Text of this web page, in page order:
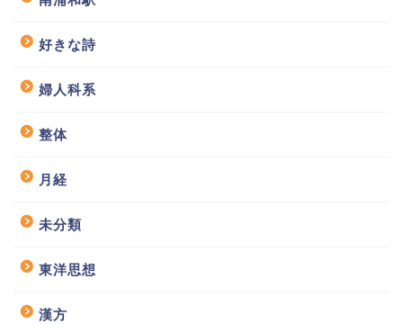
好きな詩
婦人科系
整体
月経
未分類
東洋思想
漢方